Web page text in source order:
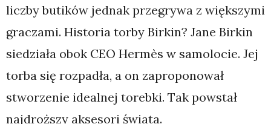
liczby butików jednak przegrywa z większymi
graczami. Historia torby Birkin? Jane Birkin
siedziała obok CEO Hermès w samolocie. Jej
torba się rozpadła, a on zaproponował
stworzenie idealnej torebki. Tak powstał
najdroższy aksesori świata.